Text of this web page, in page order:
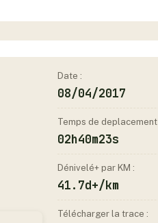
Date :
08/04/2017
Temps de deplacement
02h40m23s
Dénivelé+ par KM :
41.7d+/km
Télécharger la trace :